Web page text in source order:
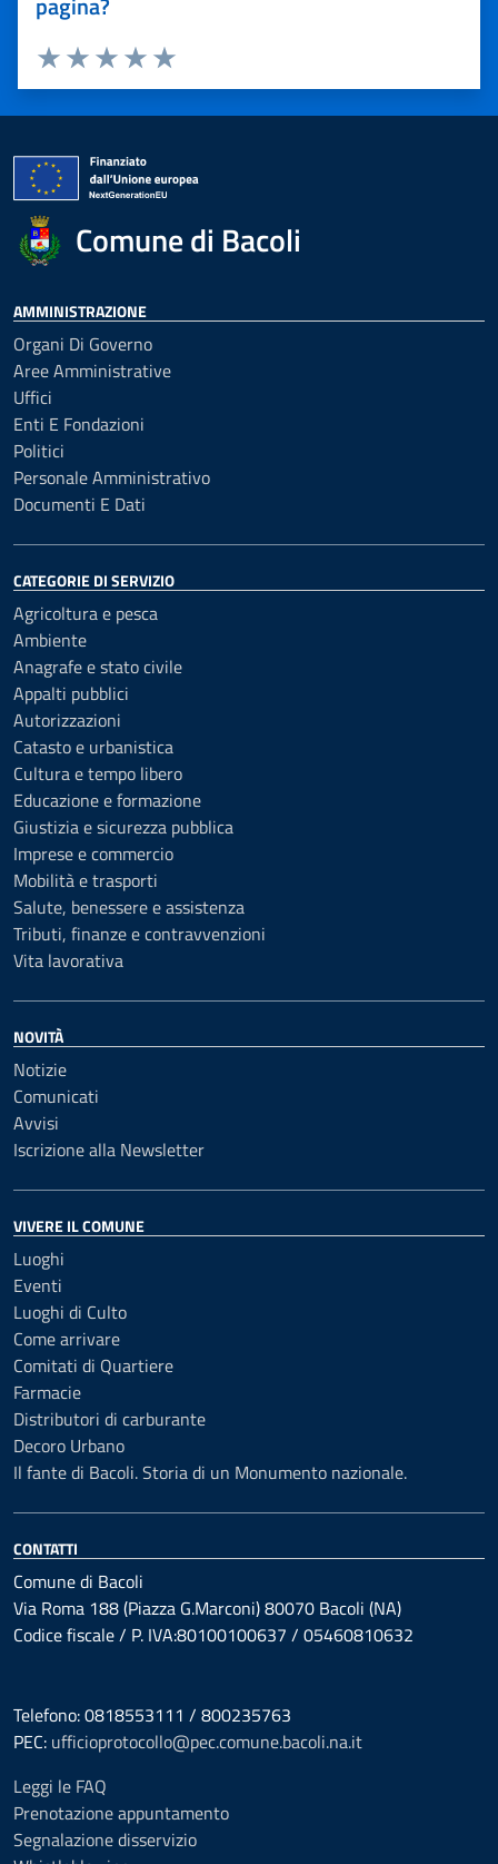
Valuta 5 stelle su 5
Valuta 4 stelle su 5
Valuta 3 stelle su 5
Valuta 2 stelle su 5
Valuta 1 stelle su 5
Comune di Bacoli
AMMINISTRAZIONE
Organi Di Governo
Aree Amministrative
Uffici
Enti E Fondazioni
Politici
Personale Amministrativo
Documenti E Dati
CATEGORIE DI SERVIZIO
Agricoltura e pesca
Ambiente
Anagrafe e stato civile
Appalti pubblici
Autorizzazioni
Catasto e urbanistica
Cultura e tempo libero
Educazione e formazione
Giustizia e sicurezza pubblica
Imprese e commercio
Mobilità e trasporti
Salute, benessere e assistenza
Tributi, finanze e contravvenzioni
Vita lavorativa
NOVITÀ
Notizie
Comunicati
Avvisi
Iscrizione alla Newsletter
VIVERE IL COMUNE
Luoghi
Eventi
Luoghi di Culto
Come arrivare
Comitati di Quartiere
Farmacie
Distributori di carburante
Decoro Urbano
Il fante di Bacoli. Storia di un Monumento nazionale.
CONTATTI
Comune di Bacoli
Via Roma 188 (Piazza G.Marconi) 80070 Bacoli (NA)
Codice fiscale / P. IVA:80100100637 / 05460810632
Telefono: 0818553111 / 800235763
PEC: ufficioprotocollo@pec.comune.bacoli.na.it
Leggi le FAQ
Prenotazione appuntamento
Segnalazione disservizio